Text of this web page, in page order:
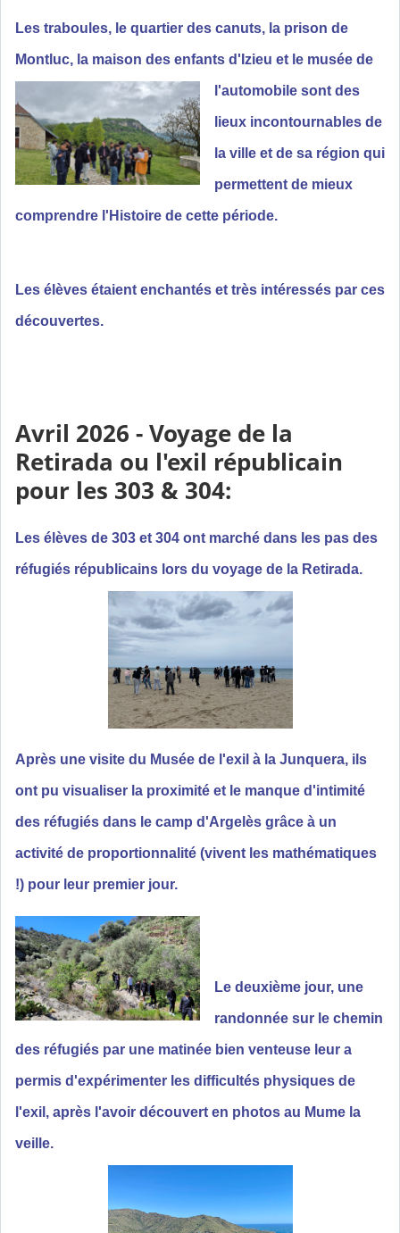
Les traboules, le quartier des canuts, la prison de
Montluc, la maison des enfants d'Izieu et le musée de
l'automobile sont des
lieux incontournables de
la ville et de sa région qui
permettent de mieux
comprendre l'Histoire de cette période.
Les élèves étaient enchantés et très intéressés par ces
découvertes.
Avril 2026 - Voyage de la
Retirada ou l'exil républicain
pour les 303 & 304:
Les élèves de 303 et 304 ont marché dans les pas des
réfugiés républicains lors du voyage de la Retirada.
Après une visite du Musée de l'exil à la Junquera, ils
ont pu visualiser la proximité et le manque d'intimité
des réfugiés dans le camp d'Argelès grâce à un
activité de proportionnalité (vivent les mathématiques
!) pour leur premier jour.
Le deuxième jour, une
randonnée sur le chemin
des réfugiés par une matinée bien venteuse leur a
permis d'expérimenter les difficultés physiques de
l'exil, après l'avoir découvert en photos au Mume la
veille.